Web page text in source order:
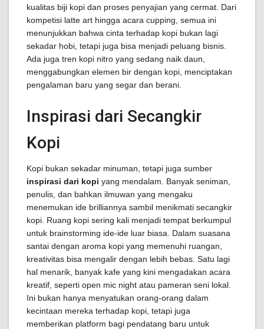
kualitas biji kopi dan proses penyajian yang cermat. Dari
kompetisi latte art hingga acara cupping, semua ini
menunjukkan bahwa cinta terhadap kopi bukan lagi
sekadar hobi, tetapi juga bisa menjadi peluang bisnis.
Ada juga tren kopi nitro yang sedang naik daun,
menggabungkan elemen bir dengan kopi, menciptakan
pengalaman baru yang segar dan berani.
Inspirasi dari Secangkir
Kopi
Kopi bukan sekadar minuman, tetapi juga sumber
inspirasi dari kopi yang mendalam. Banyak seniman,
penulis, dan bahkan ilmuwan yang mengaku
menemukan ide brilliannya sambil menikmati secangkir
kopi. Ruang kopi sering kali menjadi tempat berkumpul
untuk brainstorming ide-ide luar biasa. Dalam suasana
santai dengan aroma kopi yang memenuhi ruangan,
kreativitas bisa mengalir dengan lebih bebas. Satu lagi
hal menarik, banyak kafe yang kini mengadakan acara
kreatif, seperti open mic night atau pameran seni lokal.
Ini bukan hanya menyatukan orang-orang dalam
kecintaan mereka terhadap kopi, tetapi juga
memberikan platform bagi pendatang baru untuk